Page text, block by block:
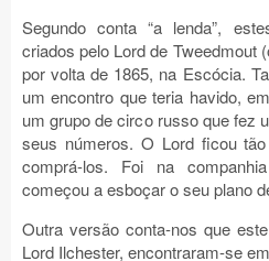
Segundo conta “a lenda”,
criados pelo Lord de Tweedmout
por volta de 1865, na Escócia.
um encontro que teria havido,
um grupo de circo russo que fez
seus números. O Lord ficou
comprá-los. Foi na
começou a esboçar o seu plano
Outra versão conta-nos que
Lord Ilchester, encontraram-se